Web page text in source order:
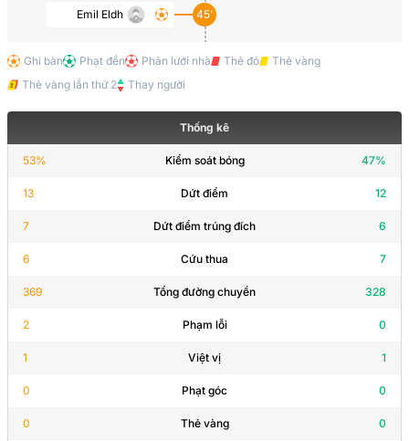
Emil Eldh 45’
Thống kê
53% Kiểm soát bóng 47%
13 Dứt điểm 12
7 Dứt điểm trúng đích 6
6 Cứu thua 7
369 Tổng đường chuyền 328
2 Phạm lỗi 0
1 Việt vị 1
0 Phạt góc 0
0 Thẻ vàng 0
Ghi bàn Phạt đền Phản lưới nhà Thẻ đỏ
Thẻ vàng
Thẻ vàng lần thứ 2
Thay người